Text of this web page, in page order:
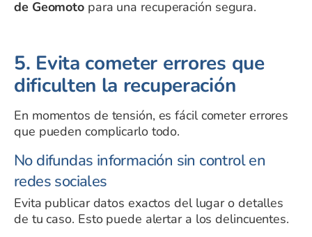
de Geomoto para una recuperación segura.
5. Evita cometer errores que
dificulten la recuperación
En momentos de tensión, es fácil cometer errores
que pueden complicarlo todo.
No difundas información sin control en
redes sociales
Evita publicar datos exactos del lugar o detalles
de tu caso. Esto puede alertar a los delincuentes.